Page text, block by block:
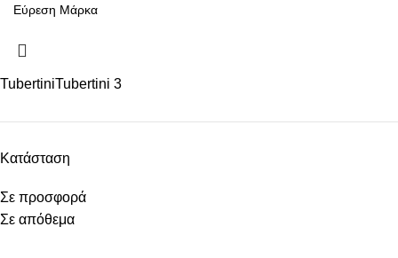
TubertiniTubertini 3
Κατάσταση
Σε προσφορά
Σε απόθεμα